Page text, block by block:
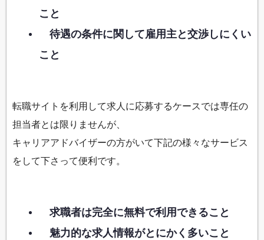
こと
待遇の条件に関して雇用主と交渉しにくい
こと
転職サイトを利用して求人に応募するケースでは専任の
担当者とは限りませんが、
キャリアアドバイザーの方がいて下記の様々なサービス
をして下さって便利です。
求職者は完全に無料で利用できること
魅力的な求人情報がとにかく多いこと